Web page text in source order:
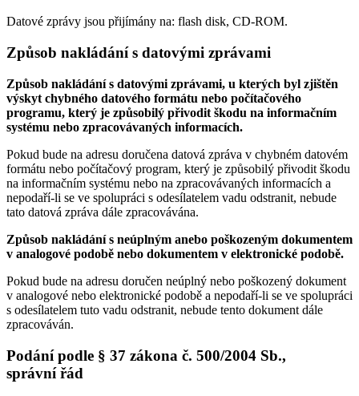
Datové zprávy jsou přijímány na: flash disk, CD-ROM.
Způsob nakládání s datovými zprávami
Způsob nakládání s datovými zprávami, u kterých byl zjištěn
výskyt chybného datového formátu nebo počítačového
programu, který je způsobilý přivodit škodu na informačním
systému nebo zpracovávaných informacích.
Pokud bude na adresu doručena datová zpráva v chybném datovém
formátu nebo počítačový program, který je způsobilý přivodit škodu
na informačním systému nebo na zpracovávaných informacích a
nepodaří-li se ve spolupráci s odesílatelem vadu odstranit, nebude
tato datová zpráva dále zpracovávána.
Způsob nakládání s neúplným anebo poškozeným dokumentem
v analogové podobě nebo dokumentem v elektronické podobě.
Pokud bude na adresu doručen neúplný nebo poškozený dokument
v analogové nebo elektronické podobě a nepodaří-li se ve spolupráci
s odesílatelem tuto vadu odstranit, nebude tento dokument dále
zpracováván.
Podání podle § 37 zákona č. 500/2004 Sb.,
správní řád